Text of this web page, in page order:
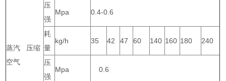
蒸汽 压缩
空气
压
强
Mpa 0.4-0.6
耗
量
kg/h 35 42 47 60 140 160 180 240
压
强
Mpa 0.6